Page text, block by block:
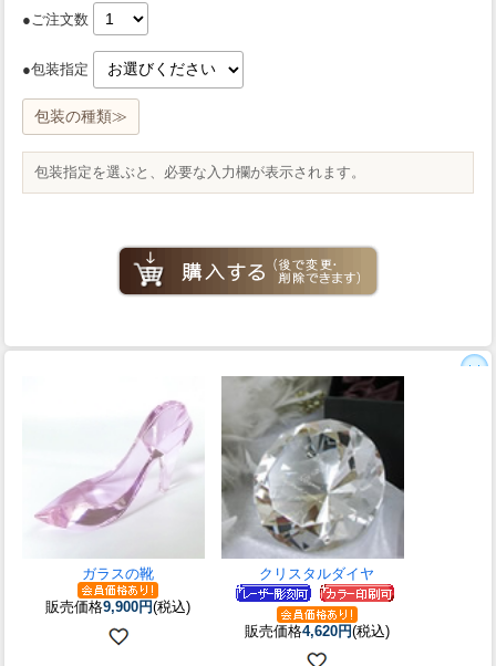
●ご注文数
●包装指定
包装の種類≫
包装指定を選ぶと、必要な入力欄が表示されます。
ガラスの靴
販売価格9,900円(税込)
クリスタルダイヤ
販売価格4,620円(税込)